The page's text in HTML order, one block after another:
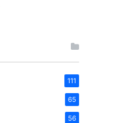
111
65
56